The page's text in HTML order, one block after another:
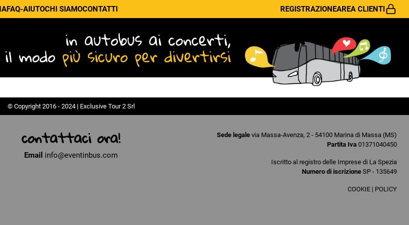
FAQ-AIUTOCHI SIAMOCONTATTI REGISTRAZIONEAREA CLIENTI
in autobus ai concerti,
il modo più sicuro per divertirsi
© Copyright 2016 - 2024 | Exclusive Tour 2 Srl
contattaci ora!
Email info@eventinbus.com
Sede legale via Massa-Avenza, 2 - 54100 Marina di Massa (MS)
Partita Iva 01371040450
Iscritto al registro delle Imprese di La Spezia
Numero di iscrizione SP - 135649
COOKIE | POLICY